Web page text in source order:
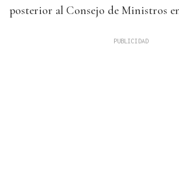
posterior al Consejo de Ministros